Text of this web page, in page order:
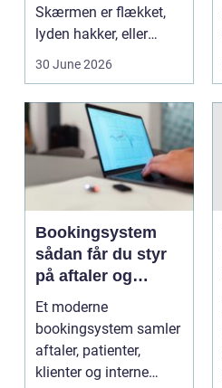
Skærmen er flækket,
lyden hakker, eller
30 June 2026
Bookingsystem
sådan får du styr
på aftaler og
arbejdsgange
Et moderne
bookingsystem samler
aftaler, patienter,
klienter og interne